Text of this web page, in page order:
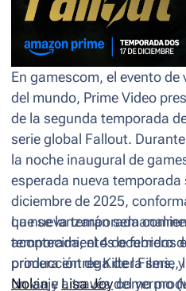
En gamescom, el evento
del mundo, Prime Video
de la segunda temporada
serie global Fallout.
la noche inaugural de
esperada nueva temporada
diciembre de 2025,
que se lanzarán
temporada, el 4 de febrero
producción de Kilter Films,
Nolany Lisa Joycomo
La nueva temporada
acontecimientos ocurridos
primera entrega de la serie,
un viaje a través del yermo (